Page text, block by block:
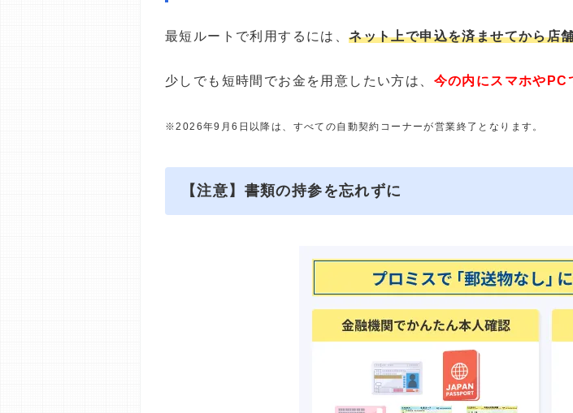
最短ルートで利用するには、ネット上で申込を済ませてから店
少しでも短時間でお金を用意したい方は、 今の内にスマホやPC
※2026年9月6日以降は、すべての自動契約コーナーが営業終了となります。
【注意】書類の持参を忘れずに